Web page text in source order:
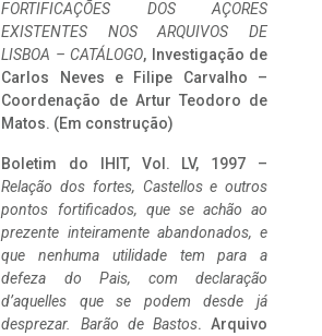
FORTIFICAÇÕES DOS AÇORES
EXISTENTES NOS ARQUIVOS DE
LISBOA – CATÁLOGO, Investigação de
Carlos Neves e Filipe Carvalho –
Coordenação de Artur Teodoro de
Matos. (Em construção)
Boletim do IHIT, Vol. LV, 1997 –
Relação dos fortes, Castellos e outros
pontos fortificados, que se achão ao
prezente inteiramente abandonados, e
que nenhuma utilidade tem para a
defeza do Pais, com declaração
d’aquelles que se podem desde já
desprezar. Barão de Bastos. Arquivo